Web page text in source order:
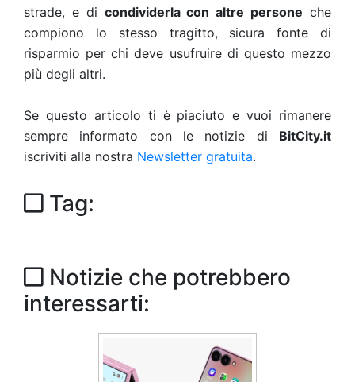
strade, e di condividerla con altre persone che
compiono lo stesso tragitto, sicura fonte di
risparmio per chi deve usufruire di questo mezzo
più degli altri.
Se questo articolo ti è piaciuto e vuoi rimanere
sempre informato con le notizie di BitCity.it
iscriviti alla nostra Newsletter gratuita.
Tag:
Notizie che potrebbero
interessarti: